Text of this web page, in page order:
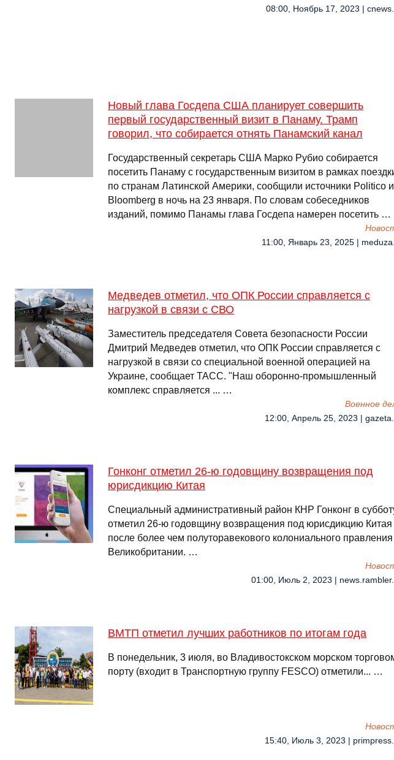
08:00, Ноябрь 17, 2023 |
Новый глава Госдепа США планирует совершить
первый государственный визит в Панаму. Трамп
говорил, что собирается отнять Панамский канал
Государственный секретарь США Марко Рубио собирается
посетить Панаму с государственным визитом в рамках
по странам Латинской Америки, сообщили источники Politico и
Bloomberg в ночь на 23 января. По словам собеседников
изданий, помимо Панамы глава Госдепа намерен посетить …
11:00, Январь 23, 2025 |
Медведев отметил, что ОПК России справляется с
нагрузкой в связи с СВО
Заместитель председателя Совета безопасности России
Дмитрий Медведев отметил, что ОПК России справляется с
нагрузкой в связи со специальной военной операцией на
Украине, сообщает ТАСС. "Наш оборонно-промышленный
комплекс справляется ... …
Военное
12:00, Апрель 25, 2023 |
Гонконг отметил 26-ю годовщину возвращения под
юрисдикцию Китая
Специальный административный район КНР Гонконг в
отметил 26-ю годовщину возвращения под юрисдикцию Китая
после более чем полуторавекового колониального правления
Великобритании. …
01:00, Июль 2, 2023 |
ВМТП отметил лучших работников по итогам года
В понедельник, 3 июля, во Владивостокском морском
порту (входит в Транспортную группу FESCO) отметили... …
15:40, Июль 3, 2023 |